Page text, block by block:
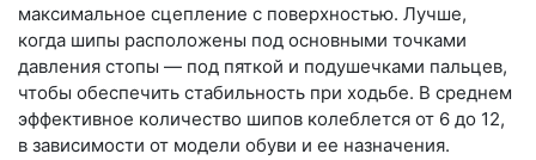
максимальное сцепление с поверхностью. Лучше,
когда шипы расположены под основными точками
давления стопы — под пяткой и подушечками пальцев,
чтобы обеспечить стабильность при ходьбе. В среднем
эффективное количество шипов колеблется от 6 до 12,
в зависимости от модели обуви и ее назначения.